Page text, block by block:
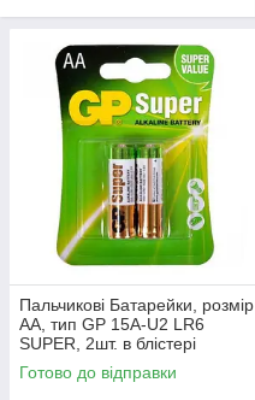
Пальчикові Батарейки, розмір
АА, тип GP 15A-U2 LR6
SUPER, 2шт. в блістері
Готово до відправки